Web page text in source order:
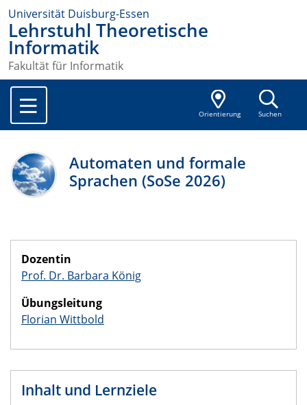
Universität Duisburg-Essen
Lehrstuhl Theoretische
Informatik
Fakultät für Informatik
Orientierung Suchen
Automaten und formale
Sprachen (SoSe 2026)
Dozentin
Prof. Dr. Barbara König
Übungsleitung
Florian Wittbold
Inhalt und Lernziele